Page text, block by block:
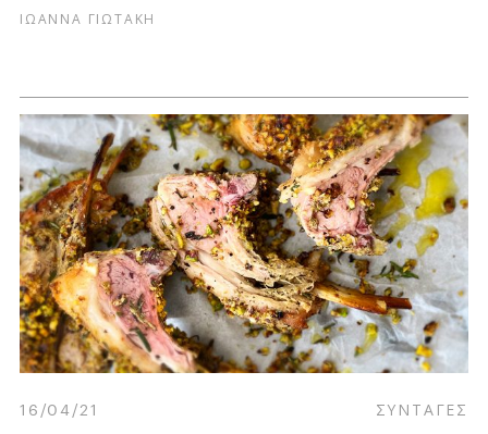
ΙΩΑΝΝΑ ΓΙΩΤΑΚΗ
16/04/21 ΣΥΝΤΑΓΕΣ